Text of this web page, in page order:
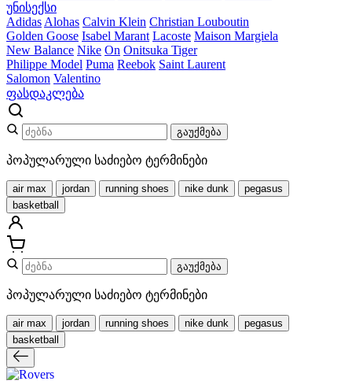
უნისექსი
Adidas Alohas Calvin Klein Christian Louboutin
Golden Goose Isabel Marant Lacoste Maison Margiela
New Balance Nike On Onitsuka Tiger
Philippe Model Puma Reebok Saint Laurent
Salomon Valentino
ფასდაკლება
გაუქმება
პოპულარული საძიებო ტერმინები
air max jordan running shoes nike dunk
pegasus
basketball
გაუქმება
პოპულარული საძიებო ტერმინები
air max jordan running shoes nike dunk
pegasus
basketball